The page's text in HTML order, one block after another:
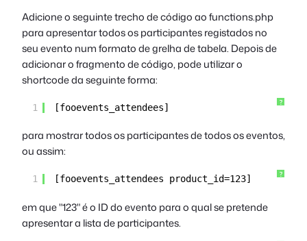
Adicione o seguinte trecho de código aofunctions.php
para apresentar todos os participantes registados no
seu evento num formato de grelha de tabela. Depois de
adicionar o fragmento de código, pode utilizar o
shortcode da seguinte forma:
?
1 [fooevents_attendees]
para mostrar todos os participantes de todos os eventos,
ou assim:
?
1 [fooevents_attendees product_id=123]
em que "123" é o ID do evento para o qual se pretende
apresentar a lista de participantes.